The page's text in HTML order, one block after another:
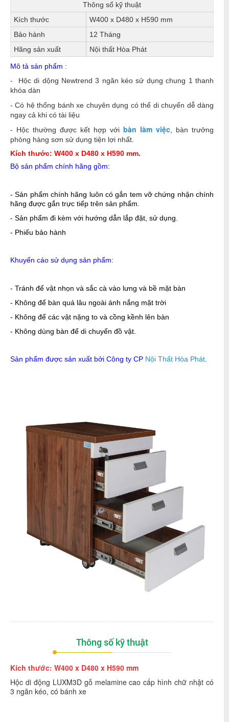
Thông số kỹ thuật
Kích thước
W400 x D480 x H590 mm
Bảo hành
12 Tháng
Hãng sản xuất
Nội thất Hòa Phát
Mô tả sản phẩm :
- Hộc di dộng Newtrend 3 ngăn kéo sử dụng chung 1 thanh
khóa dàn
- Có hệ thống bánh xe chuyên dụng có thể di chuyển dễ dàng
ngay cả khi có tài liệu
- Hộc thường được kết hợp với bàn làm việc , bàn trưởng
phòng hàng sơn sử dụng tiện lợi nhất.
Kích thước: W400 x D480 x H590 mm.
Bộ sản phẩm chính hãng gồm:
- Sản phẩm chính hãng luôn có gắn tem vỡ chứng nhận chính
hãng được gắn trực tiếp trên sản phẩm.
- Sản phẩm đi kèm với hướng dẫn lắp đặt, sử dụng.
- Phiếu bảo hành
Khuyến cáo sử dụng sản phẩm:
- Tránh để vật nhọn và sắc cà vào lưng và bề mặt bàn
- Không để bàn quá lâu ngoài ánh nắng mặt trời
- Không để các vật nặng to và cồng kềnh lên bàn
- Không dùng bàn để di chuyển đồ vật.
Sản phẩm được sản xuất bởi Công ty CP Nội Thất Hòa Phát
Thông số kỹ thuật
Kích thước: W400 x D480 x H590 mm
Hộc di động LUXM3D gỗ melamine cao cấp hình chữ nhật có
3 ngăn kéo, có bánh xe